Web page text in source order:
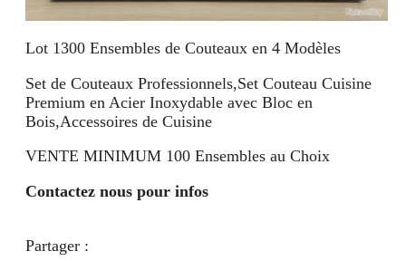
Lot 1300 Ensembles de Couteaux en 4 Modèles
Set de Couteaux Professionnels,Set Couteau Cuisine
Premium en Acier Inoxydable avec Bloc en
Bois,Accessoires de Cuisine
VENTE MINIMUM 100 Ensembles au Choix
Contactez nous pour infos
Partager :